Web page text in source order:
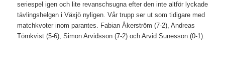
seriespel igen och lite revanschsugna efter den inte altför lyckade
tävlingshelgen i Växjö nyligen. Vår trupp ser ut som tidigare med
matchkvoter inom parantes. Fabian Åkerström (7-2), Andreas
Törnkvist (5-6), Simon Arvidsson (7-2) och Arvid Sunesson (0-1).